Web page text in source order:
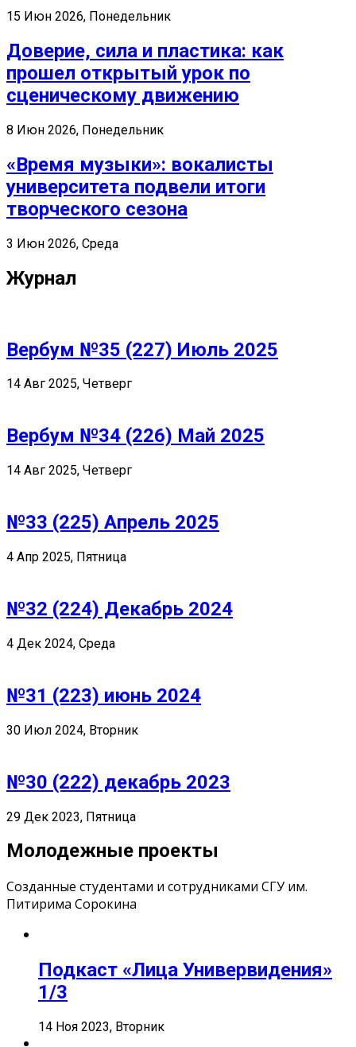
15 Июн 2026, Понедельник
Доверие, сила и пластика: как
прошел открытый урок по
сценическому движению
8 Июн 2026, Понедельник
«Время музыки»: вокалисты
университета подвели итоги
творческого сезона
3 Июн 2026, Среда
Журнал
Вербум №35 (227) Июль 2025
14 Авг 2025, Четверг
Вербум №34 (226) Май 2025
14 Авг 2025, Четверг
№33 (225) Апрель 2025
4 Апр 2025, Пятница
№32 (224) Декабрь 2024
4 Дек 2024, Среда
№31 (223) июнь 2024
30 Июл 2024, Вторник
№30 (222) декабрь 2023
29 Дек 2023, Пятница
Молодежные проекты
Созданные студентами и сотрудниками СГУ им.
Питирима Сорокина
Подкаст «Лица Универвидения»
1/3
14 Ноя 2023, Вторник